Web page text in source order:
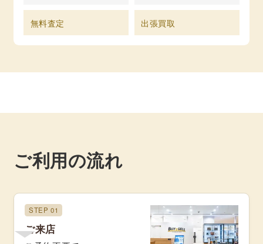
無料査定 出張買取
ご利用の流れ
STEP 01
ご来店